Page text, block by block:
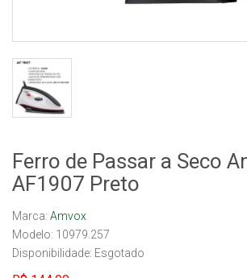
Ferro de Passar a Seco
AF1907 Preto
Marca: Amvox
Modelo: 10979.257
Disponibilidade: Esgotado